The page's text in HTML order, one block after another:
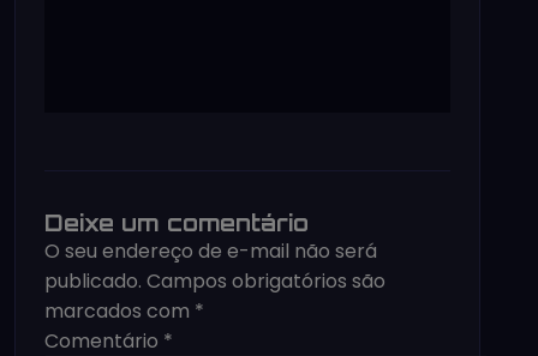
Deixe um comentário
O seu endereço de e-mail não será
publicado. Campos obrigatórios são
marcados com *
Comentário *